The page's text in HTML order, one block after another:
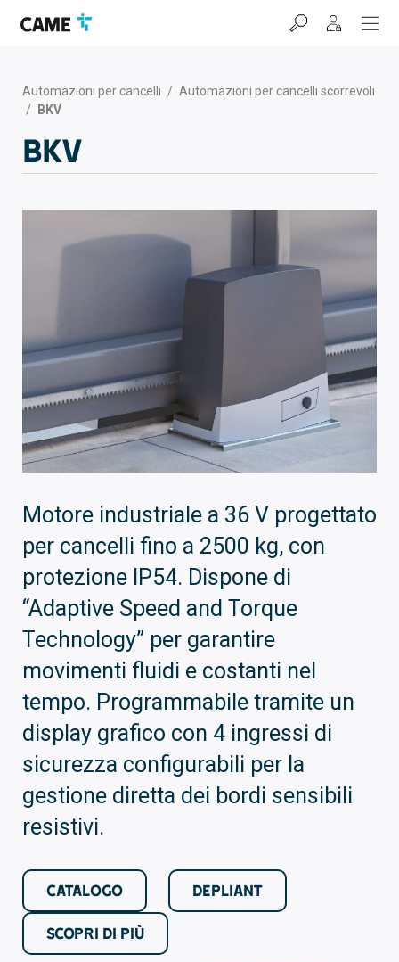
navigazione
Automazioni per cancelli / Automazioni per cancelli scorrevoli
/
BKV
BKV
Motore industriale a 36 V progettato
per cancelli fino a 2500 kg, con
protezione IP54. Dispone di
“Adaptive Speed and Torque
Technology” per garantire
movimenti fluidi e costanti nel
tempo. Programmabile tramite un
display grafico con 4 ingressi di
sicurezza configurabili per la
gestione diretta dei bordi sensibili
resistivi.
CATALOGO DEPLIANT
SCOPRI DI PIÙ